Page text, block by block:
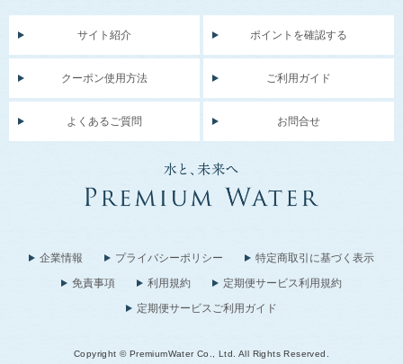
サイト紹介 ポイントを確認する
クーポン使用方法 ご利用ガイド
よくあるご質問 お問合せ
企業情報 プライバシーポリシー
特定商取引に基づく表示
免責事項
利用規約
定期便サービス利用規約
定期便サービスご利用ガイド
Copyright © PremiumWater Co., Ltd. All Rights Reserved.